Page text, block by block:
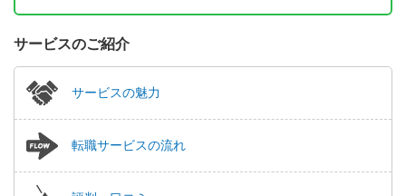
サービスのご紹介
サービスの魅力
転職サービスの流れ